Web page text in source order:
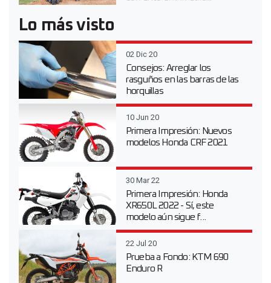
Lo más visto
02 Dic 20
Consejos: Arreglar los
rasguños en las barras de las
horquillas
10 Jun 20
Primera Impresión: Nuevos
modelos Honda CRF 2021
30 Mar 22
Primera Impresión: Honda
XR650L 2022 - Sí, este
modelo aún sigue f...
22 Jul 20
Prueba a Fondo: KTM 690
Enduro R